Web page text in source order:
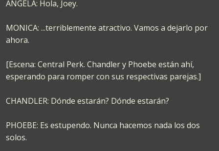
ANGELA: Hola, Joey.
MONICA: ...terriblemente atractivo. Vamos a dejarlo por
ahora.
[Escena: Central Perk. Chandler y Phoebe están ahí,
esperando para romper con sus respectivas parejas.]
CHANDLER: Dónde estarán? Dónde estarán?
PHOEBE: Es estupendo. Nunca hacemos nada los dos
solos.